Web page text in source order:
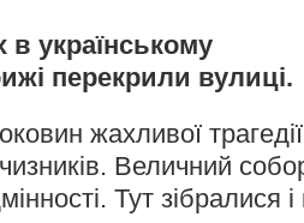
в українському
перекрили вулиці.
жахливої
Величний
Тут зібралися